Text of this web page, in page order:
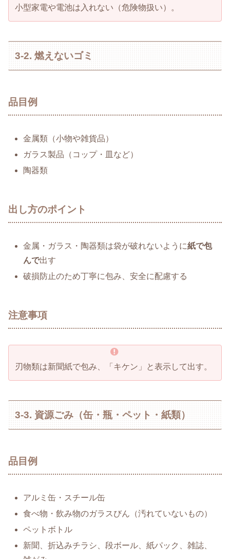
小型家電や電池は入れない（危険物扱い）。
3-2. 燃えないゴミ
品目例
金属類（小物や雑貨品）
ガラス製品（コップ・皿など）
陶器類
出し方のポイント
金属・ガラス・陶器類は袋が破れないように紙で包
んで出す
破損防止のため丁寧に包み、安全に配慮する
注意事項
刃物類は新聞紙で包み、「キケン」と表示して出す。
3-3. 資源ごみ（缶・瓶・ペット・紙類）
品目例
アルミ缶・スチール缶
食べ物・飲み物のガラスびん（汚れていないもの）
ペットボトル
新聞、折込みチラシ、段ボール、紙パック、雑誌、